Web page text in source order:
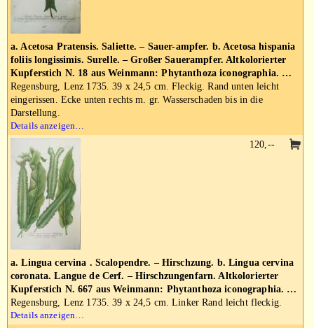
a. Acetosa Pratensis. Saliette. – Sauer-ampfer. b. Acetosa hispania
foliis longissimis. Surelle. – Großer Sauerampfer. Altkolorierter
Kupferstich N. 18 aus Weinmann: Phytanthoza iconographia. …
Regensburg, Lenz 1735. 39 x 24,5 cm. Fleckig. Rand unten leicht
eingerissen. Ecke unten rechts m. gr. Wasserschaden bis in die
Darstellung.
Details anzeigen…
a. Lingua cervina . Scalopendre. – Hirschzung. b. Lingua cervina
coronata. Langue de Cerf. – Hirschzungenfarn. Altkolorierter
Kupferstich N. 667 aus Weinmann: Phytanthoza iconographia. …
Regensburg, Lenz 1735. 39 x 24,5 cm. Linker Rand leicht fleckig.
Details anzeigen…
120,--